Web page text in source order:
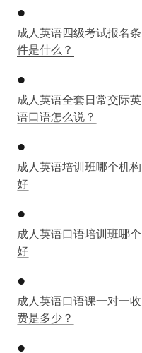
成人英语四级考试报名条
件是什么？
成人英语全套日常交际英
语口语怎么说？
成人英语培训班哪个机构
好
成人英语口语培训班哪个
好
成人英语口语课一对一收
费是多少？